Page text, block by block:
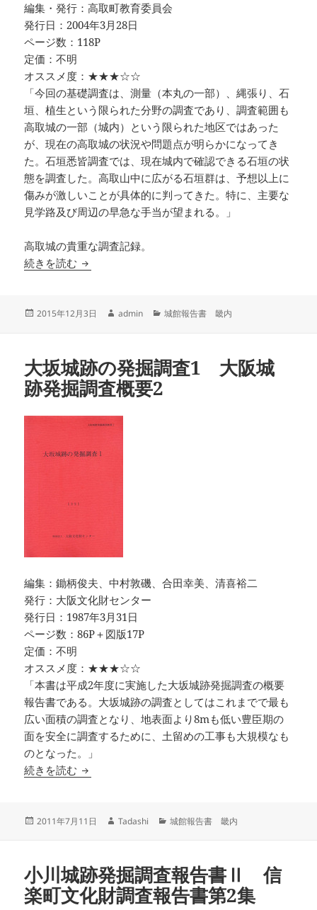
編集・発行：高取町教育委員会
発行日：2004年3月28日
ページ数：118P
定価：不明
オススメ度：★★★☆☆
「今回の基礎調査は、測量（本丸の一部）、縄張り、石
垣、植生という限られた分野の調査であり、調査範囲も
高取城の一部（城内）という限られた地区ではあった
が、現在の高取城の状況や問題点が明らかになってき
た。石垣悉皆調査では、現在城内で確認できる石垣の状
態を調査した。高取山中に広がる石垣群は、予想以上に
傷みが激しいことが具体的に判ってきた。特に、主要な
見学路及び周辺の早急な手当が望まれる。」
高取城の貴重な調査記録。
続きを読む 国指定史跡高取城跡基礎調査報告書 高取町文化
投
2015年12月3日
作
admin
カ
ー
城館報告書 畿内
大坂城跡の発掘調査1 大阪城
跡発掘調査概要2
編集：鋤柄俊夫、中村敦磯、合田幸美、清喜裕二
発行：大阪文化財センター
発行日：1987年3月31日
ページ数：86P＋図版17P
定価：不明
オススメ度：★★★☆☆
「本書は平成2年度に実施した大坂城跡発掘調査の概要
報告書である。大坂城跡の調査としてはこれまでで最も
広い面積の調査となり、地表面より8mも低い豊臣期の
面を安全に調査するために、土留めの工事も大規模なも
のとなった。」
続きを読む 大坂城跡の発掘調査1 大阪城跡発掘調査概要2
投
2011年7月11日
作
Tadashi
カ
ー
城館報告書 畿内
小川城跡発掘調査報告書Ⅱ 信
楽町文化財調査報告書第2集